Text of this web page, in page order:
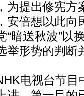
为提出修宪方
安倍想以此向
暗送秋波”以
举形势的判断
电视台节目